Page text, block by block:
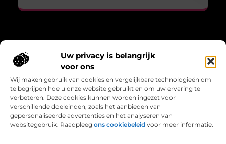
Uw privacy is belangrijk
voor ons
Wij maken gebruik van cookies en vergelijkbare technologieën om
te begrijpen hoe u onze website gebruikt en om uw ervaring te
verbeteren. Deze cookies kunnen worden ingezet voor
verschillende doeleinden, zoals het aanbieden van
gepersonaliseerde advertenties en het analyseren van
websitegebruik. Raadpleeg ons cookiebeleid voor meer informatie.
“Adem, wandel, leef – verhalen die bewegen.”
frisse gedachten en de kracht van beweging in het dagelijks
bestaan.
Bericht categorie